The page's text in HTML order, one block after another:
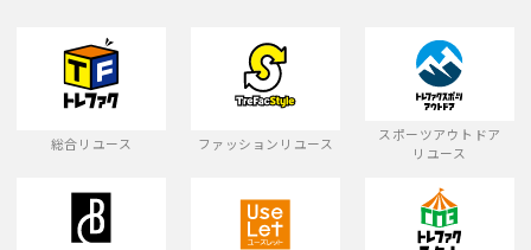
総合リユース ファッションリユース
スポーツアウトドア
リユース